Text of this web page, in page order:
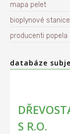
mapa pelet
bioplynové stanice
producenti popela
databáze
S R.O.